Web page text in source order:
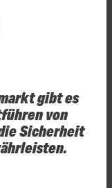
gibt es
von
Sicherheit